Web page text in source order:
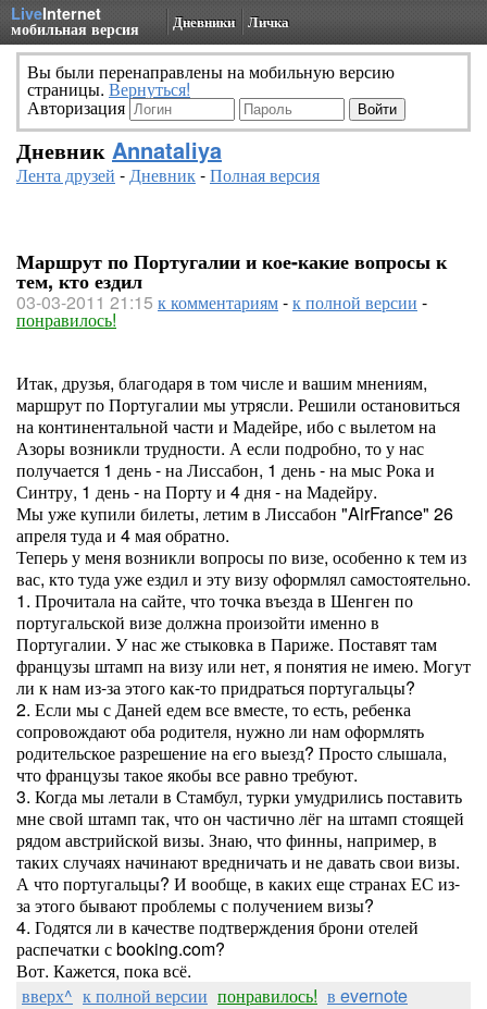
LiveInternet
мобильная версия Дневники Личка
Вы были перенаправлены на мобильную версию
страницы. Вернуться!
Авторизация
Дневник Annataliya
Лента друзей -Дневник-Полная версия
Маршрут по Португалии и кое-какие вопросы к
тем, кто ездил
03-03-2011 21:15 к комментариям-к полной версии -
понравилось!
Итак, друзья, благодаря в том числе и вашим мнениям,
маршрут по Португалии мы утрясли. Решили остановиться
на континентальной части и Мадейре, ибо с вылетом на
Азоры возникли трудности. А если подробно, то у нас
получается 1 день - на Лиссабон, 1 день - на мыс Рока и
Синтру, 1 день - на Порту и 4 дня - на Мадейру.
Мы уже купили билеты, летим в Лиссабон "AirFrance" 26
апреля туда и 4 мая обратно.
Теперь у меня возникли вопросы по визе, особенно к тем из
вас, кто туда уже ездил и эту визу оформлял самостоятельно.
1. Прочитала на сайте, что точка въезда в Шенген по
португальской визе должна произойти именно в
Португалии. У нас же стыковка в Париже. Поставят там
французы штамп на визу или нет, я понятия не имею. Могут
ли к нам из-за этого как-то придраться португальцы?
2. Если мы с Даней едем все вместе, то есть, ребенка
сопровождают оба родителя, нужно ли нам оформлять
родительское разрешение на его выезд? Просто слышала,
что французы такое якобы все равно требуют.
3. Когда мы летали в Стамбул, турки умудрились поставить
мне свой штамп так, что он частично лёг на штамп стоящей
рядом австрийской визы. Знаю, что финны, например, в
таких случаях начинают вредничать и не давать свои визы.
А что португальцы? И вообще, в каких еще странах ЕС из-
за этого бывают проблемы с получением визы?
4. Годятся ли в качестве подтверждения брони отелей
распечатки с booking.com?
Вот. Кажется, пока всё.
вверх^ к полной версии понравилось! в evernote